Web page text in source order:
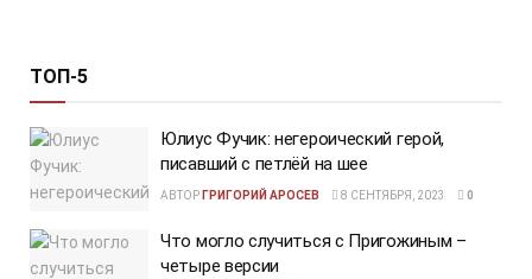
ТОП-5
Юлиус Фучик: негероический герой,
писавший с петлёй на шее
АВТОР ГРИГОРИЙ АРОСЕВ 8 СЕНТЯБРЯ, 2023 0
Что могло случиться с Пригожиным –
четыре версии